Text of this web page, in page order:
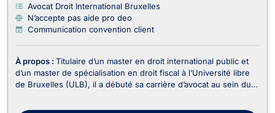
Avocat Droit International Bruxelles
N’accepte pas aide pro deo
Communication convention client
À propos : Titulaire d’un master en droit international public et
d’un master de spécialisation en droit fiscal à l’Université libre
de Bruxelles (ULB), il a débuté sa carrière d’avocat au sein du